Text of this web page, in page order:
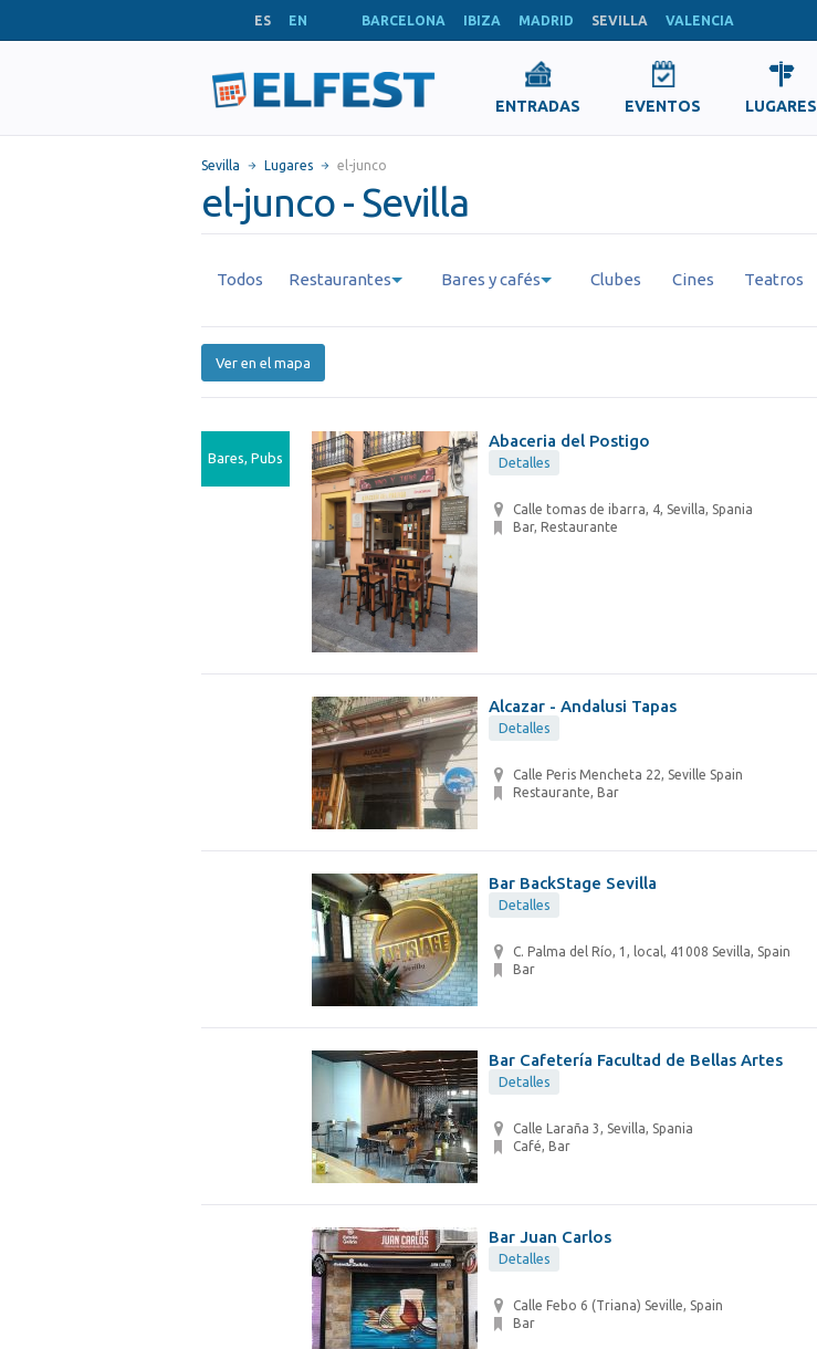
ES EN BARCELONA IBIZA MADRID SEVILLA VALENCIA
ENTRADAS EVENTOS LUGARES
Sevilla Lugares el-junco
el-junco - Sevilla
Todos Restaurantes Bares y cafés Clubes Cines Teatros
Ver en el mapa
Bares, Pubs
Abaceria del Postigo
Detalles
Calle tomas de ibarra, 4, Sevilla, Spania
Bar, Restaurante
Alcazar - Andalusi Tapas
Detalles
Calle Peris Mencheta 22, Seville Spain
Restaurante, Bar
Bar BackStage Sevilla
Detalles
C. Palma del Río, 1, local, 41008 Sevilla, Spain
Bar
Bar Cafetería Facultad de Bellas Artes
Detalles
Calle Laraña 3, Sevilla, Spania
Café, Bar
Bar Juan Carlos
Detalles
Calle Febo 6 (Triana) Seville, Spain
Bar